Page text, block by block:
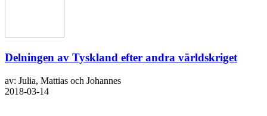
Delningen av Tyskland efter andra världskriget
av: Julia, Mattias och Johannes
2018-03-14